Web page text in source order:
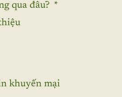
qua đâu? *
khuyến mại